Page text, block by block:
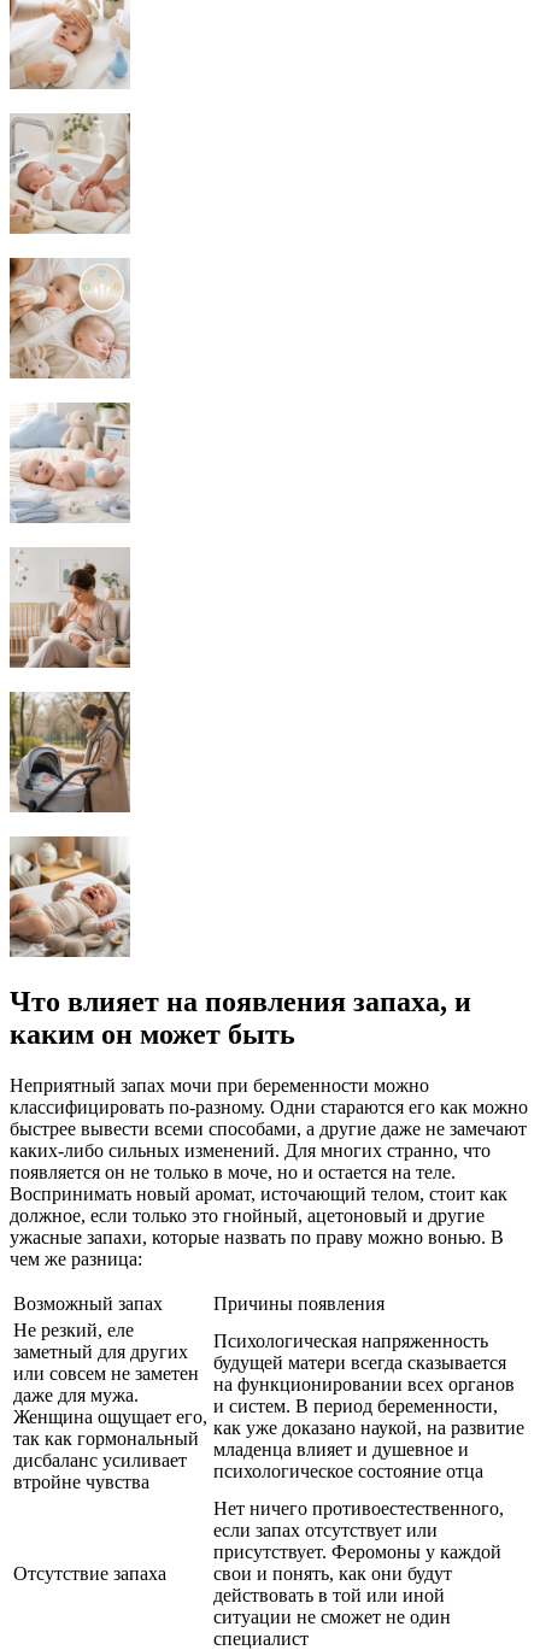
Что влияет на появления запаха, и
каким он может быть
Неприятный запах мочи при беременности можно
классифицировать по-разному. Одни стараются его как можно
быстрее вывести всеми способами, а другие даже не замечают
каких-либо сильных изменений. Для многих странно, что
появляется он не только в моче, но и остается на теле.
Воспринимать новый аромат, источающий телом, стоит как
должное, если только это гнойный, ацетоновый и другие
ужасные запахи, которые назвать по праву можно вонью. В
чем же разница:
Возможный запах
Причины появления
Не резкий, еле
заметный для других
или совсем не заметен
даже для мужа.
Женщина ощущает его,
так как гормональный
дисбаланс усиливает
втройне чувства
Психологическая напряженность
будущей матери всегда сказывается
на функционировании всех органов
и систем. В период беременности,
как уже доказано наукой, на развитие
младенца влияет и душевное и
психологическое состояние отца
Отсутствие запаха
Нет ничего противоестественного,
если запах отсутствует или
присутствует. Феромоны у каждой
свои и понять, как они будут
действовать в той или иной
ситуации не сможет не один
специалист